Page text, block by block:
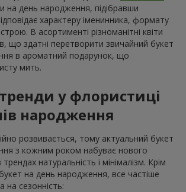
на день народження, підібравши
характеру іменинника, формату
В асортименті різноманітні квіти
що здатні перетворити звичайний букет
в ароматний подарунок, що
мить.
у флористиці
народження
розвивається, тому актуальний букет
з кожним роком набуває нового
натуральність і мінімалізм. Крім
на день народження, все частіше
на сезонність: